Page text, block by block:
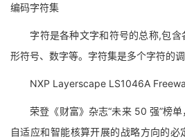
编码字符集
字符是各种文字和符号的总称,包含
形符号、数字等。字符集是多个字符的
NXP Layerscape LS1046A
荣登《财富》杂志“未来 50 强”榜单
自适应和智能核算开展的战略方向的必